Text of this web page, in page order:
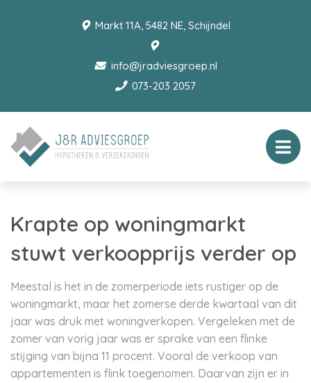
Markt 11A, 5482 NE, Schijndel
info@jradviesgroep.nl
073-203 2057
Krapte op woningmarkt
stuwt verkoopprijs verder op
Meestal is het in de zomerperiode iets rustiger op de
woningmarkt, maar het zomerse derde kwartaal van dit
jaar was druk met woningverkopen. Vergeleken met de
zomer van vorig jaar was er sprake van een flinke
stijging van bijna 11 procent. Vooral de verkoop van
appartementen is flink toegenomen. Daarvan zijn er in